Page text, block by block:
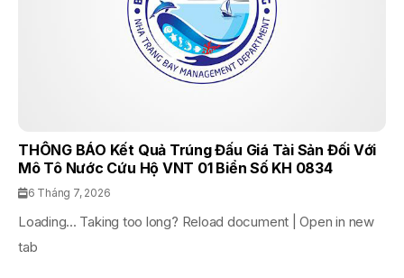
THÔNG BÁO Kết Quả Trúng Đấu Giá Tài Sản Đối Với
Mô Tô Nước Cứu Hộ VNT 01 Biển Số KH 0834
6 Tháng 7, 2026
Loading... Taking too long? Reload document | Open in new
tab